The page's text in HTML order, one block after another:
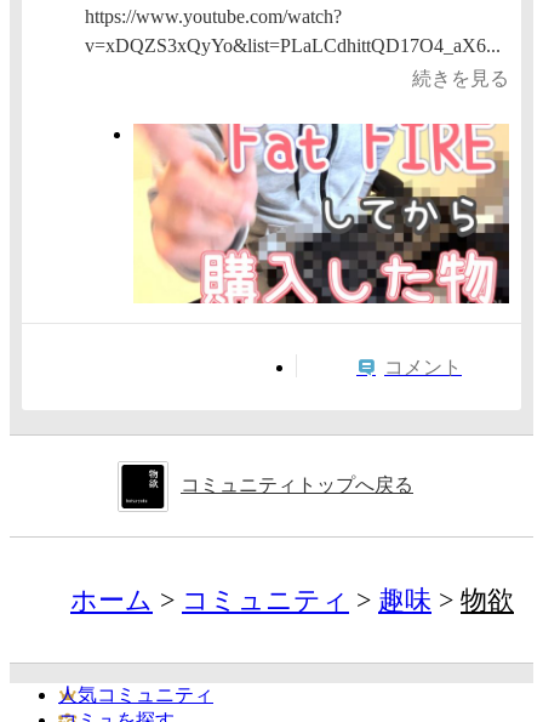
https://www.youtube.com/watch?
v=xDQZS3xQyYo&list=PLaLCdhittQD17O4_aX6...
続きを見る
コメント
コミュニティトップへ戻る
ホーム コミュニティ 趣味 物欲
人気コミュニティ